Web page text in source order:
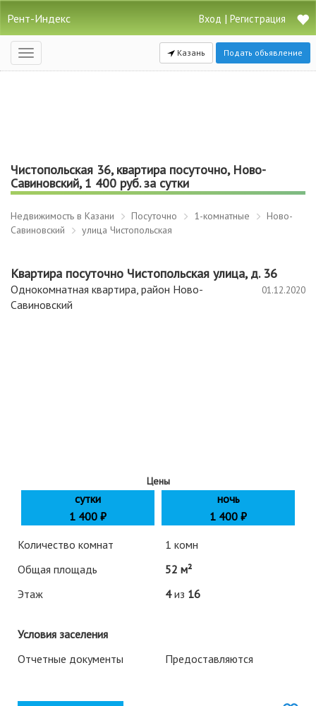
Рент-Индекс Вход | Регистрация
Открыть
навигацию
Казань Подать объявление
Чистопольская 36, квартира посуточно, Ново-
Савиновский, 1 400 руб. за сутки
Недвижимость в Казани Посуточно 1-комнатные
Ново-
Савиновский
улица Чистопольская
Квартира посуточно Чистопольская улица, д. 36
Однокомнатная квартира, район Ново-
Савиновский
01.12.2020
Цены
сутки
1 400 ₽
ночь
1 400 ₽
Количество комнат
1 комн
Общая площадь
52 м²
Этаж
4из 16
Условия заселения
Отчетные документы
Предоставляются